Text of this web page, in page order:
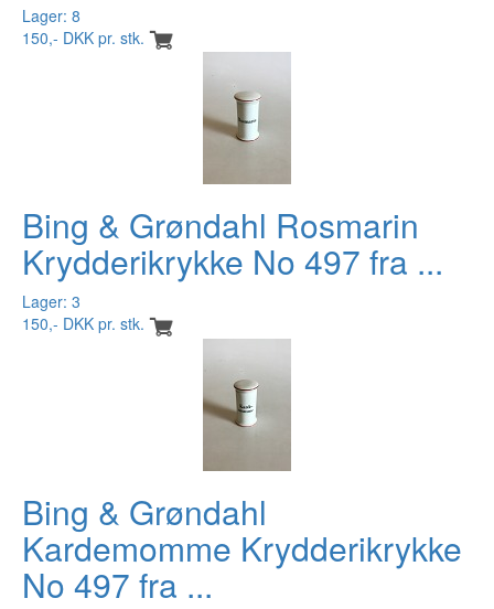
Lager: 8
150,- DKK pr. stk.
Bing & Grøndahl Rosmarin
Krydderikrykke No 497 fra ...
Lager: 3
150,- DKK pr. stk.
Bing & Grøndahl
Kardemomme Krydderikrykke
No 497 fra ...